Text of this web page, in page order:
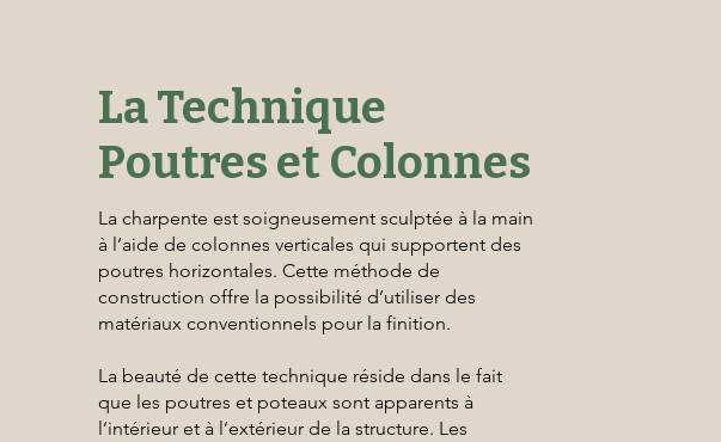
La Technique
Poutres et Colonnes
La charpente est soigneusement sculptée à la main
à l’aide de colonnes verticales qui supportent des
poutres horizontales. Cette méthode de
construction offre la possibilité d’utiliser des
matériaux conventionnels pour la finition.
La beauté de cette technique réside dans le fait
que les poutres et poteaux sont apparents à
l’intérieur et à l’extérieur de la structure. Les